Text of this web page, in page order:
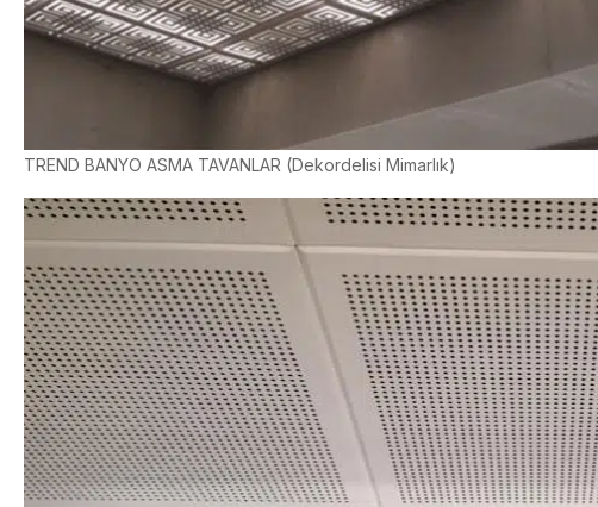
TREND BANYO ASMA TAVANLAR (Dekordelisi Mimarlık)